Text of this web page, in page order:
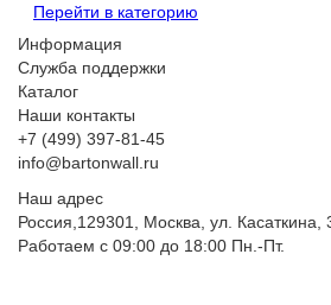
Перейти в категорию
Информация
Служба поддержки
Каталог
Наши контакты
+7 (499) 397-81-45
info@bartonwall.ru
Наш адрес
Россия,129301, Москва, ул. Касаткина,
Работаем с 09:00 до 18:00 Пн.-Пт.